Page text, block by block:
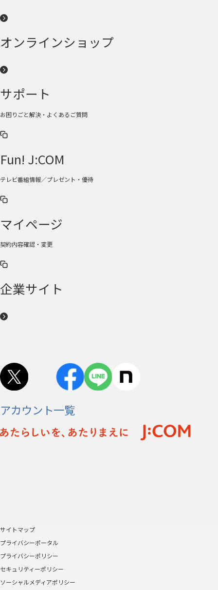
オンラインショップ
サポート
お困りごと解決・よくあるご質問
Fun! J:COM
テレビ番組情報／プレゼント・優待
マイページ
契約内容確認・変更
企業サイト
アカウント一覧
サイトマップ
プライバシーポータル
プライバシーポリシー
セキュリティーポリシー
ソーシャルメディアポリシー